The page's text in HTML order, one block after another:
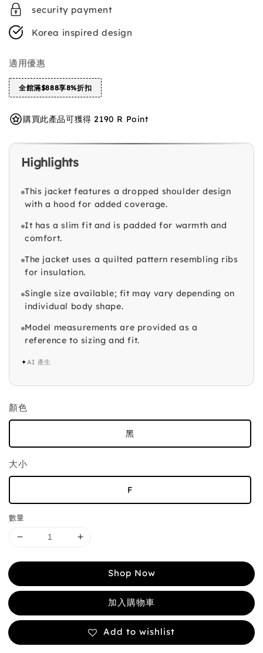
security payment
Korea inspired design
適用優惠
全館滿$888享8%折扣
購買此產品可獲得 2190 R Point
Highlights
This jacket features a dropped shoulder design
with a hood for added coverage.
It has a slim fit and is padded for warmth and
comfort.
The jacket uses a quilted pattern resembling ribs
for insulation.
Single size available; fit may vary depending on
individual body shape.
Model measurements are provided as a
reference to sizing and fit.
✦AI 產生
顏色
黑
大小
F
數量
Shop Now
加入購物車
Add to wishlist